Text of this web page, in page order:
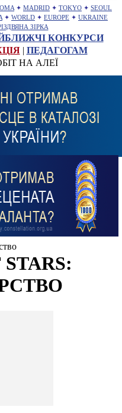
✦ MADRID ✦ TOKYO ✦ SEOUL
✦ WORLD ✦ EUROPE ✦ UKRAINE
ЗІРКА
КОНКУРСИ
| ПЕДАГОГАМ
НА АЛЕЇ